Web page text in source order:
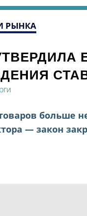
РЫНКА
больше
— закон